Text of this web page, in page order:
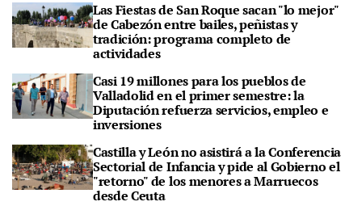
Las Fiestas de San Roque sacan "lo mejor"
de Cabezón entre bailes, peñistas y
tradición: programa completo de
actividades
Casi 19 millones para los pueblos de
Valladolid en el primer semestre: la
Diputación refuerza servicios, empleo e
inversiones
Castilla y León no asistirá a la Conferencia
Sectorial de Infancia y pide al Gobierno el
"retorno" de los menores a Marruecos
desde Ceuta